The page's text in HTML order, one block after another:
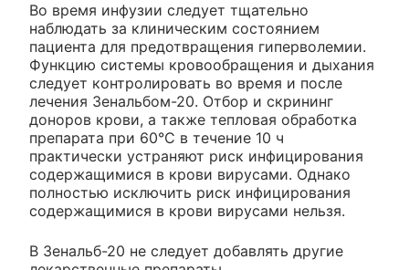
Во время инфузии следует тщательно
наблюдать за клиническим состоянием
пациента для предотвращения гиперволемии.
Функцию системы кровообращения и дыхания
следует контролировать во время и после
лечения Зенальбом-20. Отбор и скрининг
доноров крови, а также тепловая обработка
препарата при 60°С в течение 10 ч
практически устраняют риск инфицирования
содержащимися в крови вирусами. Однако
полностью исключить риск инфицирования
содержащимися в крови вирусами нельзя.
В Зенальб-20 не следует добавлять другие